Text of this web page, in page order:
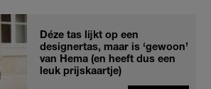
Déze tas lijkt op een
designertas, maar is ‘gewoon’
van Hema (en heeft dus een
leuk prijskaartje)